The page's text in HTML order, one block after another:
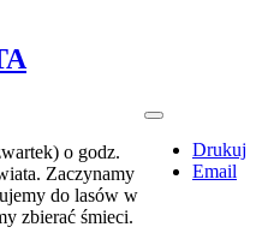
Drukuj
Email
o godz.
Zaczynamy
do lasów w
zbierać śmieci.